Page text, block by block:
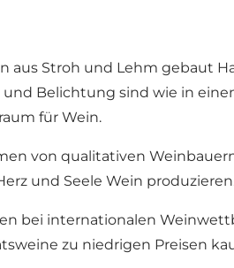
aus Stroh und Lehm gebaut
Belichtung sind wie in
für Wein.
von qualitativen
und Seele Wein
bei internationalen
zu niedrigen Preisen